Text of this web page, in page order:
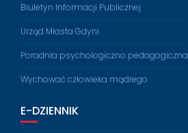
Biuletyn Informacji Publicznej
Urząd Miasta Gdyni
Poradnia psychologiczno pedagogiczna
Wychować człowieka mądrego
E-DZIENNIK